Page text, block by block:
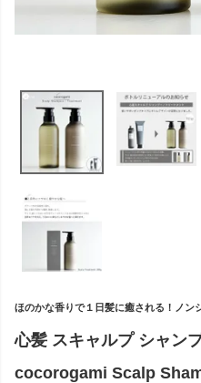
ほのかな香りで１日髪に癒される！ノン
心髪 スキャルプ シャン
cocorogami Scalp